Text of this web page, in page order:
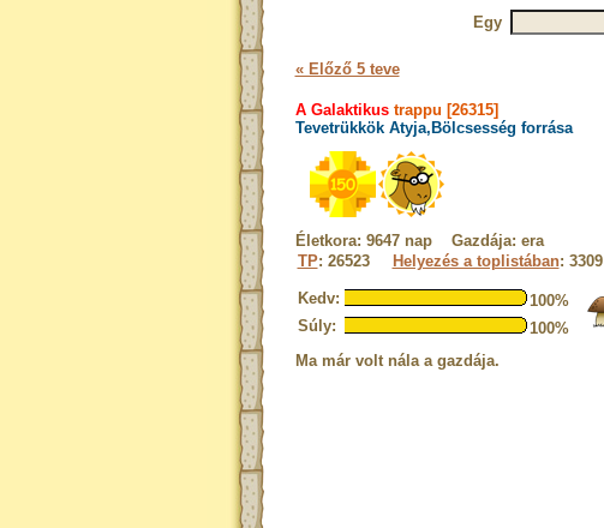
Egy
« Előző 5 teve
A Galaktikustrappu [26315]
Tevetrükkök Atyja,Bölcsesség forrása
Életkora: 9647 nap Gazdája: era
TP: 26523 Helyezés a toplistában: 3309
Kedv:
100%
Súly:
100%
Ma már volt nála a gazdája.